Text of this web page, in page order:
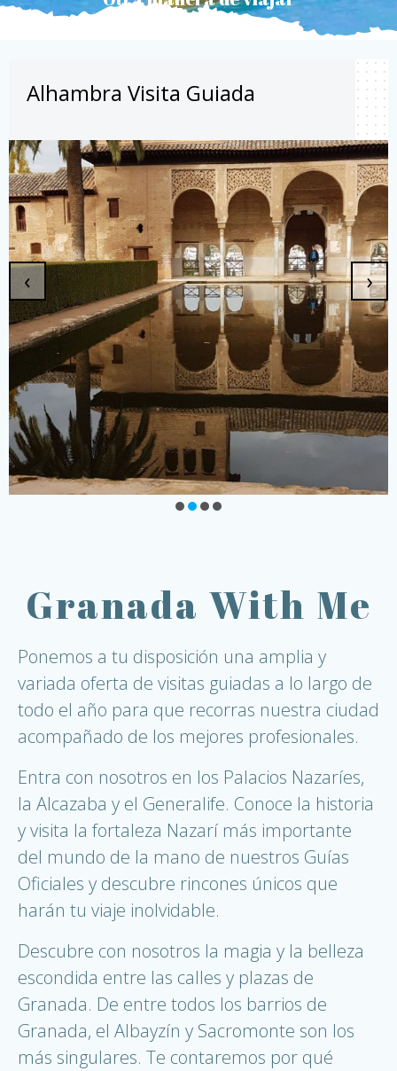
Alhambra Visita Guiada
‹ ›
Granada With Me
Ponemos a tu disposición una amplia y
variada oferta de visitas guiadas a lo largo de
todo el año para que recorras nuestra ciudad
acompañado de los mejores profesionales.
Entra con nosotros en los Palacios Nazaríes,
la Alcazaba y el Generalife. Conoce la historia
y visita la fortaleza Nazarí más importante
del mundo de la mano de nuestros Guías
Oficiales y descubre rincones únicos que
harán tu viaje inolvidable.
Descubre con nosotros la magia y la belleza
escondida entre las calles y plazas de
Granada. De entre todos los barrios de
Granada, el Albayzín y Sacromonte son los
más singulares. Te contaremos por qué